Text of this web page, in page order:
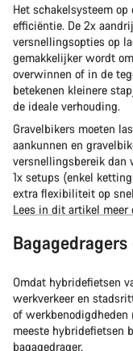
Het schakelsysteem
efficiëntie. De 2x
versnellingsopties op
gemakkelijker wordt
overwinnen of in de
betekenen kleinere
de ideale verhouding.
Gravelbikers moeten
aankunnen en
versnellingsbereik dan
1x setups (enkel
extra flexibiliteit op
Lees in dit artikel meer
Omdat hybridefietsen
werkverkeer en
of werkbenodigdheden
meeste hybridefietsen
bagagedrager.